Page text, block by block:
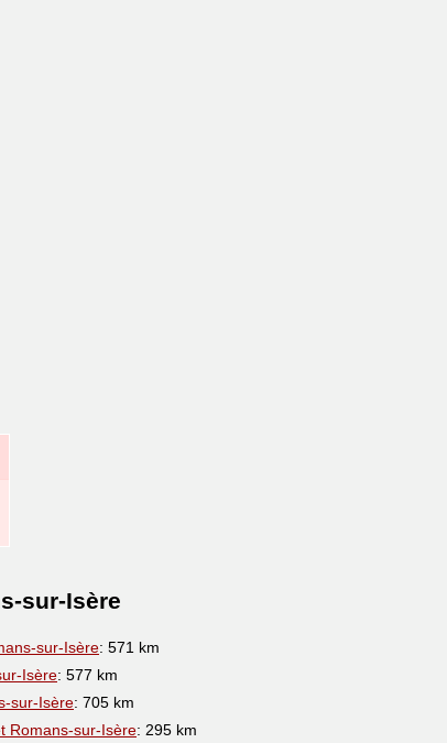
sur-Isère
sur-Isère: 571 km
Isère: 577 km
sur-Isère: 705 km
Romans-sur-Isère: 295 km